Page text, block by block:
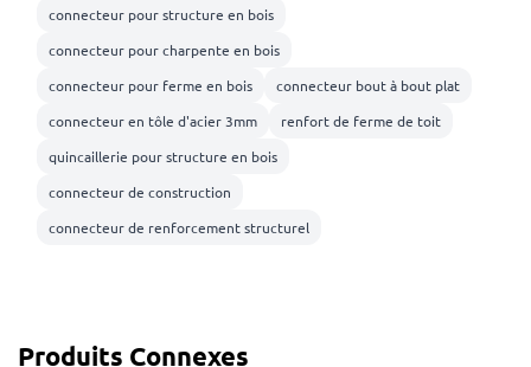
connecteur pour structure en bois
connecteur pour charpente en bois
connecteur pour ferme en bois
connecteur bout à bout plat
connecteur en tôle d'acier 3mm
renfort de ferme de toit
quincaillerie pour structure en bois
connecteur de construction
connecteur de renforcement structurel
Produits Connexes